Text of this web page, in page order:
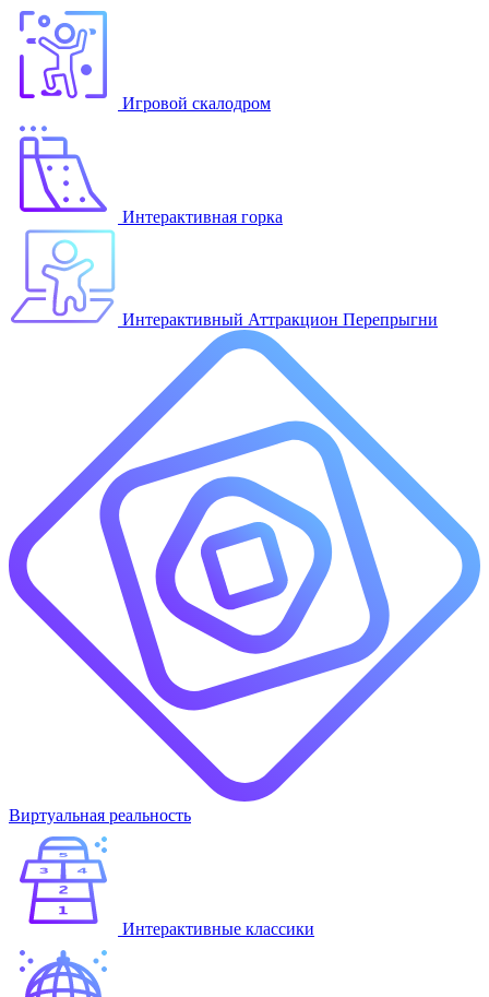
Игровой скалодром
Интерактивная горка
Интерактивный Аттракцион Перепрыгни
Виртуальная реальность
Интерактивные классики